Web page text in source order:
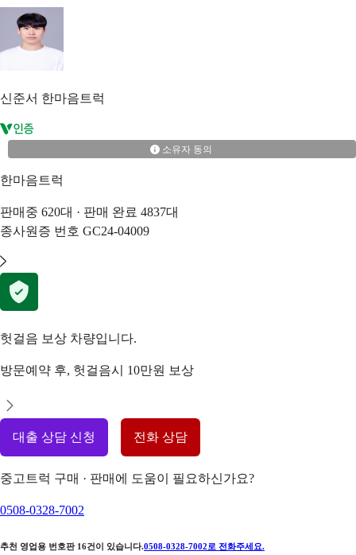
신준서 한마음트럭
소유자 동의
한마음트럭
판매중 620대 · 판매 완료 4837대
종사원증 번호 GC24-04009
헛걸음 보상 차량입니다.
방문예약 후, 헛걸음시 10만원 보상
대출 상담 신청 전화 상담
중고트럭 구매 · 판매에 도움이 필요하신가요?
0508-0328-7002
추천 영업용 번호판 16건이 있습니다.0508-0328-7002 로 전화주세요.